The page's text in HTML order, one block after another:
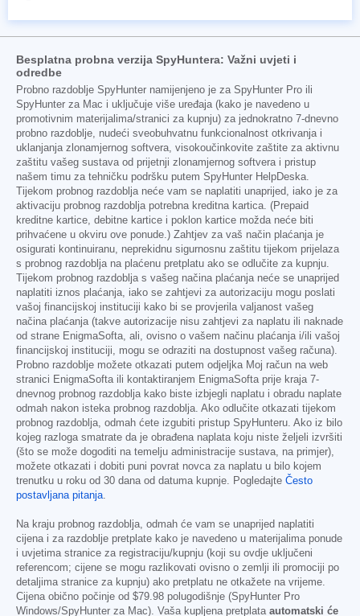
Besplatna probna verzija SpyHuntera: Važni uvjeti i
odredbe
Probno razdoblje SpyHunter namijenjeno je za SpyHunter Pro ili
SpyHunter za Mac i uključuje više uređaja (kako je navedeno u
promotivnim materijalima/stranici za kupnju) za jednokratno 7-dnevno
probno razdoblje, nudeći sveobuhvatnu funkcionalnost otkrivanja i
uklanjanja zlonamjernog softvera, visokoučinkovite zaštite za aktivnu
zaštitu vašeg sustava od prijetnji zlonamjernog softvera i pristup
našem timu za tehničku podršku putem SpyHunter HelpDeska.
Tijekom probnog razdoblja neće vam se naplatiti unaprijed, iako je za
aktivaciju probnog razdoblja potrebna kreditna kartica. (Prepaid
kreditne kartice, debitne kartice i poklon kartice možda neće biti
prihvaćene u okviru ove ponude.) Zahtjev za vaš način plaćanja je
osigurati kontinuiranu, neprekidnu sigurnosnu zaštitu tijekom prijelaza
s probnog razdoblja na plaćenu pretplatu ako se odlučite za kupnju.
Tijekom probnog razdoblja s vašeg načina plaćanja neće se unaprijed
naplatiti iznos plaćanja, iako se zahtjevi za autorizaciju mogu poslati
vašoj financijskoj instituciji kako bi se provjerila valjanost vašeg
načina plaćanja (takve autorizacije nisu zahtjevi za naplatu ili naknade
od strane EnigmaSofta, ali, ovisno o vašem načinu plaćanja i/ili vašoj
financijskoj instituciji, mogu se odraziti na dostupnost vašeg računa).
Probno razdoblje možete otkazati putem odjeljka Moj račun na web
stranici EnigmaSofta ili kontaktiranjem EnigmaSofta prije kraja 7-
dnevnog probnog razdoblja kako biste izbjegli naplatu i obradu naplate
odmah nakon isteka probnog razdoblja. Ako odlučite otkazati tijekom
probnog razdoblja, odmah ćete izgubiti pristup SpyHunteru. Ako iz bilo
kojeg razloga smatrate da je obrađena naplata koju niste željeli izvršiti
(što se može dogoditi na temelju administracije sustava, na primjer),
možete otkazati i dobiti puni povrat novca za naplatu u bilo kojem
trenutku u roku od 30 dana od datuma kupnje. Pogledajte Često
postavljana pitanja.
Na kraju probnog razdoblja, odmah će vam se unaprijed naplatiti
cijena i za razdoblje pretplate kako je navedeno u materijalima ponude
i uvjetima stranice za registraciju/kupnju (koji su ovdje uključeni
referencom; cijene se mogu razlikovati ovisno o zemlji ili promociji po
detaljima stranice za kupnju) ako pretplatu ne otkažete na vrijeme.
Cijena obično počinje od $79.98 polugodišnje (SpyHunter Pro
Windows/SpyHunter za Mac). Vaša kupljena pretplata automatski će